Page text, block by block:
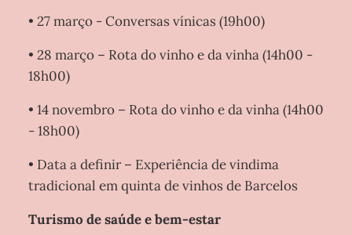
• 27 março - Conversas vínicas (19h00)
• 28 março – Rota do vinho e da vinha (14h00 -
18h00)
• 14 novembro – Rota do vinho e da vinha (14h00
- 18h00)
• Data a definir – Experiência de vindima
tradicional em quinta de vinhos de Barcelos
Turismo de saúde e bem-estar